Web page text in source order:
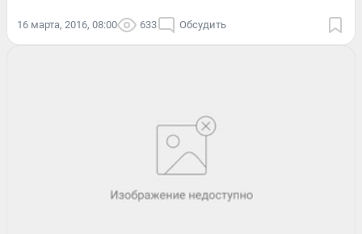
16 марта, 2016, 08:00 633 Обсудить